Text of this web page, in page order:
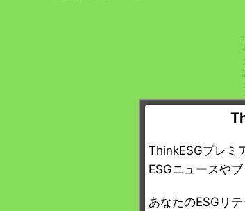
ThinkESGプレミ
ESGニュースや
あなたのESGリ